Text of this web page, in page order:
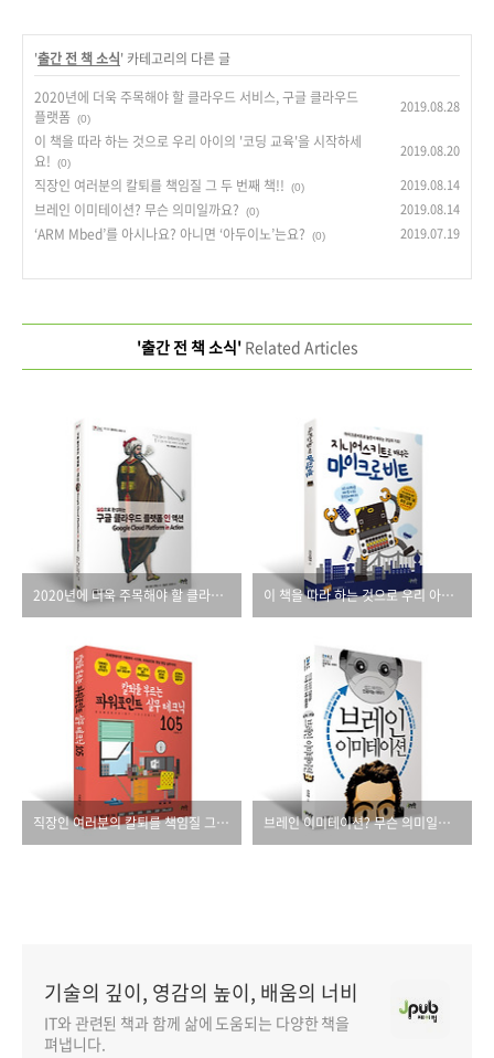
'출간 전 책 소식' 카테고리의 다른 글
2020년에 더욱 주목해야 할 클라우드 서비스, 구글 클라우드
플랫폼 (0)
2019.08.28
이 책을 따라 하는 것으로 우리 아이의 '코딩 교육'을 시작하세
요!
(0)
2019.08.20
직장인 여러분의 칼퇴를 책임질 그 두 번째 책!! (0) 2019.08.14
브레인 이미테이션? 무슨 의미일까요? (0) 2019.08.14
‘ARM Mbed’를 아시나요? 아니면 ‘아두이노’는요? (0) 2019.07.19
'출간 전 책 소식'Related Articles
2020년에 더욱 주목해야 할 클라우드 서비스, 구글 클라우드 플랫폼 이 책을 따라 하는 것으로 우리 아이의 '코딩 교육'을 시작하세요!
직장인 여러분의 칼퇴를 책임질 그 두 번째 책!! 브레인 이미테이션? 무슨 의미일까요?
기술의 깊이, 영감의 높이, 배움의 너비
IT와 관련된 책과 함께 삶에 도움되는 다양한 책을
펴냅니다.